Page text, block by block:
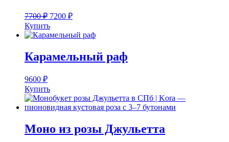
7700₽ 7200 ₽
Купить
Карамельный раф
9600 ₽
Купить
Моно из розы Джульетта